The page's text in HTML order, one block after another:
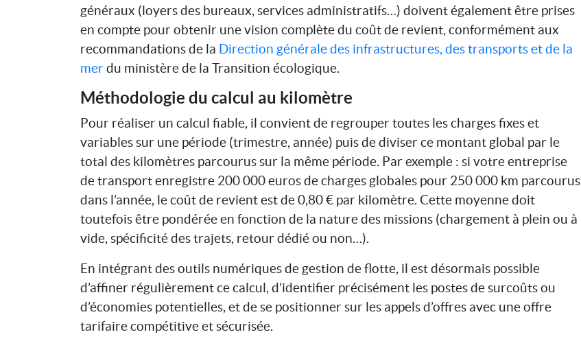
généraux (loyers des bureaux, services administratifs…) doivent également être prises
en compte pour obtenir une vision complète du coût de revient, conformément aux
recommandations de la Direction générale des infrastructures, des transports et de la
merdu ministère de la Transition écologique.
Méthodologie du calcul au kilomètre
Pour réaliser un calcul fiable, il convient de regrouper toutes les charges fixes et
variables sur une période (trimestre, année) puis de diviser ce montant global par le
total des kilomètres parcourus sur la même période. Par exemple : si votre entreprise
de transport enregistre 200 000 euros de charges globales pour 250 000 km parcourus
dans l’année, le coût de revient est de 0,80 € par kilomètre. Cette moyenne doit
toutefois être pondérée en fonction de la nature des missions (chargement à plein ou à
vide, spécificité des trajets, retour dédié ou non…).
En intégrant des outils numériques de gestion de flotte, il est désormais possible
d’affiner régulièrement ce calcul, d’identifier précisément les postes de surcoûts ou
d’économies potentielles, et de se positionner sur les appels d’offres avec une offre
tarifaire compétitive et sécurisée.